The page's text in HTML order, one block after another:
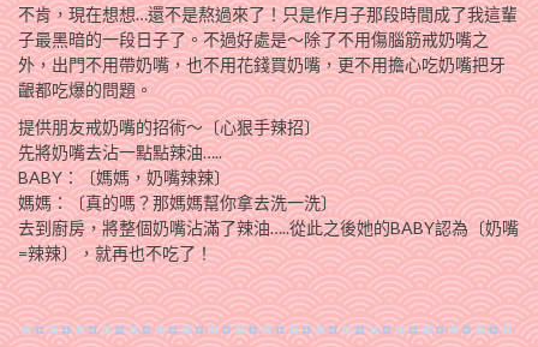
不肯，現在想想…還不是熬過來了！只是作月子那段時間成了我這輩
子最黑暗的一段日子了。不過好處是～除了不用傷腦筋戒奶嘴之
外，出門不用帶奶嘴，也不用花錢買奶嘴，更不用擔心吃奶嘴把牙
齦都吃爆的問題。
提供朋友戒奶嘴的招術～〔心狠手辣招〕
先將奶嘴去沾一點點辣油…..
BABY：〔媽媽，奶嘴辣辣〕
媽媽：〔真的嗎？那媽媽幫你拿去洗一洗〕
去到廚房，將整個奶嘴沾滿了辣油…..從此之後她的BABY認為〔奶嘴
=辣辣〕，就再也不吃了！